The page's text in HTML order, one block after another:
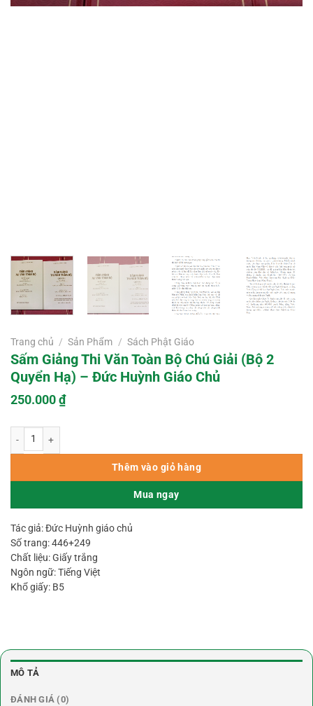
Trang chủ / Sản Phẩm / Sách Phật Giáo
Sấm Giảng Thi Văn Toàn Bộ Chú Giải (Bộ 2
Quyển Hạ) – Đức Huỳnh Giáo Chủ
250.000₫
Thêm vào giỏ hàng
Mua ngay
Tác giả: Đức Huỳnh giáo chủ
Số trang: 446+249
Chất liệu: Giấy trắng
Ngôn ngữ: Tiếng Việt
Khổ giấy: B5
MÔ TẢ
ĐÁNH GIÁ (0)